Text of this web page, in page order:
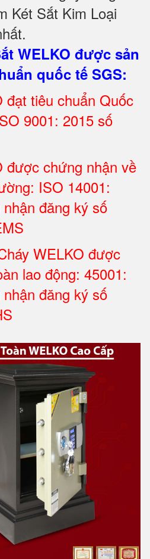
Két Sắt Kim Loại
.
WELKO được sản
quốc tế SGS:
đạt tiêu chuẩn Quốc
9001: 2015 số
được chứng nhận về
ISO 14001:
đăng ký số
WELKO được
lao động: 45001:
đăng ký số